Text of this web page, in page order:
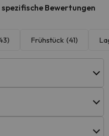
spezifische Bewertungen
Frühstück (41)